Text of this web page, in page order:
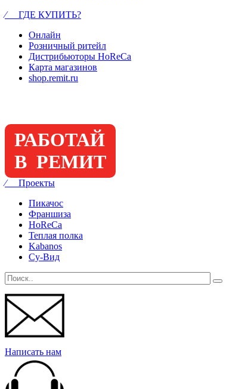
⁄ ГДЕ КУПИТЬ?
Онлайн
Розничный ритейл
Дистрибьюторы HoReCa
Карта магазинов
shop.remit.ru
РАБОТАЙ
В РЕМИТ
⁄ Проекты
Пикачос
Франшиза
HoReCa
Теплая полка
Kabanos
Су-Вид
Написать нам